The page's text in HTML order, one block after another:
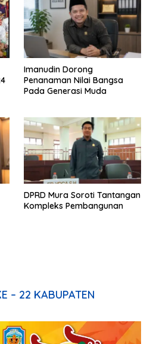
Imanudin Dorong
Penanaman Nilai Bangsa
Pada Generasi Muda
DPRD Mura Soroti Tantangan
Kompleks Pembangunan
– 22 KABUPATEN